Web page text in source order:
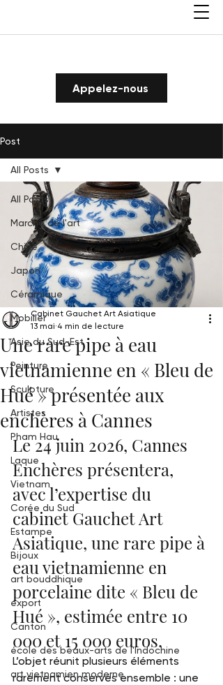
Appelez-nous
Post
All Posts
Marché de l'art
Chine
Japon
Céramique
Mobilier
Asie du Sud-Est
Peinture
Sculpture
Artistes
Pham Hau
Laque
Vietnam
Corée du Sud
Estampe
Bijoux
art bouddhique
export
Canton
école des beaux-arts de l'Indochine
art vietnamien moderne
All Posts
Une rare pipe à eau
vietnamienne en « Bleu de
Hué » présentée aux
enchères à Cannes
Cabinet Gauchet Art Asiatique
13 mai 4 min de lecture
Le 24 juin 2026, Cannes
Enchères présentera,
avec l’expertise du
cabinet Gauchet Art
Asiatique, une rare pipe à
eau vietnamienne en
porcelaine dite « Bleu de
Hué », estimée entre 10
000 et 15 000 euros.
L’objet réunit plusieurs éléments
rarement conservés ensemble : une